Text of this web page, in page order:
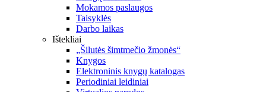
Mokamos paslaugos
Taisyklės
Darbo laikas
Ištekliai
„Šilutės šimtmečio žmonės“
Knygos
Elektroninis knygų katalogas
Periodiniai leidiniai